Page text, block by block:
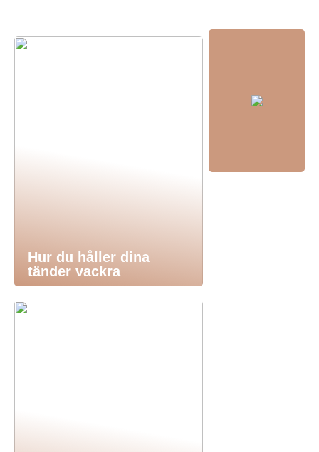
Hur du håller dina
tänder vackra